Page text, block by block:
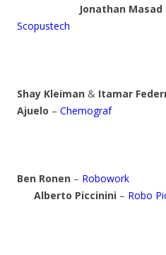
Jonathan Masad
Scopustech
Shay Kleiman & Itamar
Ajuelo – Chemograf
Ben Ronen – Robowork
Alberto Piccinini – Robo